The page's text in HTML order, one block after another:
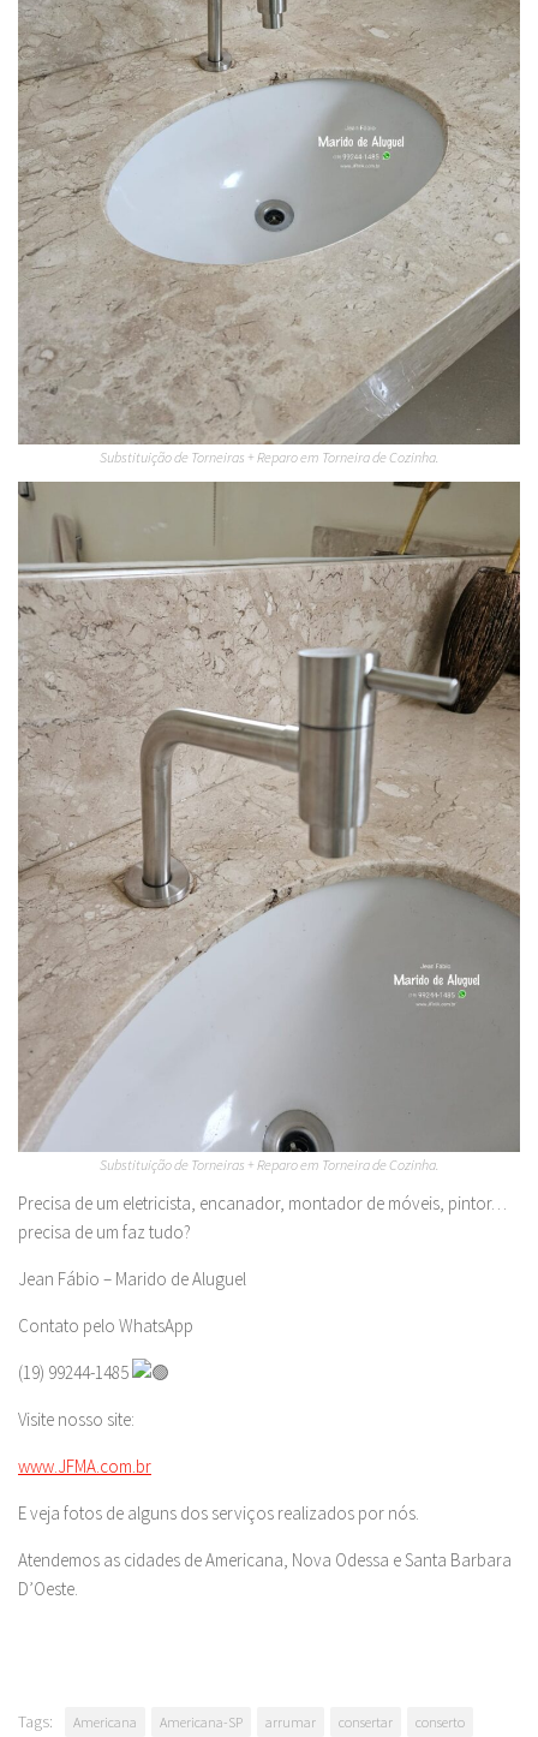
Substituição de Torneiras + Reparo em Torneira de Cozinha.
Substituição de Torneiras + Reparo em Torneira de Cozinha.
Precisa de um eletricista, encanador, montador de móveis, pintor…
precisa de um faz tudo?
Jean Fábio – Marido de Aluguel
Contato pelo WhatsApp
(19) 99244-1485
Visite nosso site:
www.JFMA.com.br
E veja fotos de alguns dos serviços realizados por nós.
Atendemos as cidades de Americana, Nova Odessa e Santa Barbara
D’Oeste.
Tags: Americana Americana-SP arrumar consertar
conserto